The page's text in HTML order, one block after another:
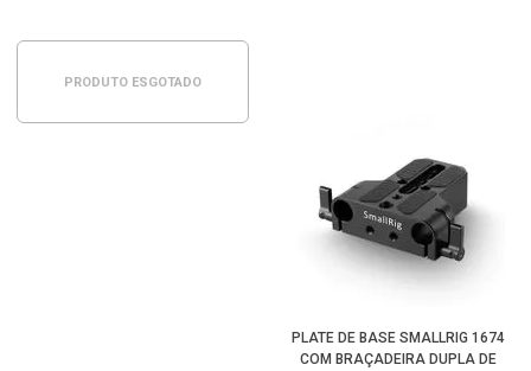
PRODUTO ESGOTADO
PLATE DE BASE SMALLRIG 1674
COM BRAÇADEIRA DUPLA DE